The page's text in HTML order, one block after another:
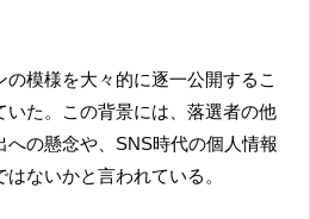
いた。この背景には、落選者の他
の懸念や、SNS時代の個人情報
ないかと言われている。